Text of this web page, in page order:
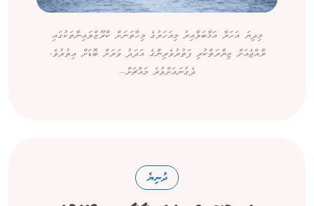
މިދިޔަ އަހަރާ އަޅާބަލާއިރު މިއަހަރުގެ މިހާތަނަށް ކްރޫޒްލައިނާތަކުގައި
ރާއްޖެއަށް ޒިޔާރަތްކުރި ފަތުރުވެރިންގެ އަދަދު ވަރަށް ބޮޑަށް އިތުރުވެ،
ދެގުނައަށްވުރެ މައްޗަށް...
ދުނިޔެ